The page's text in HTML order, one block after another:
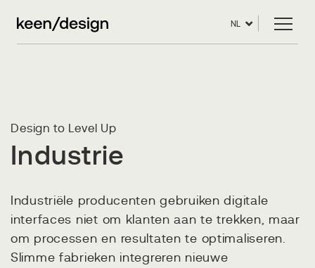
NL
Design to Level Up
Industrie
Industriële producenten gebruiken digitale
interfaces niet om klanten aan te trekken, maar
om processen en resultaten te optimaliseren.
Slimme fabrieken integreren nieuwe